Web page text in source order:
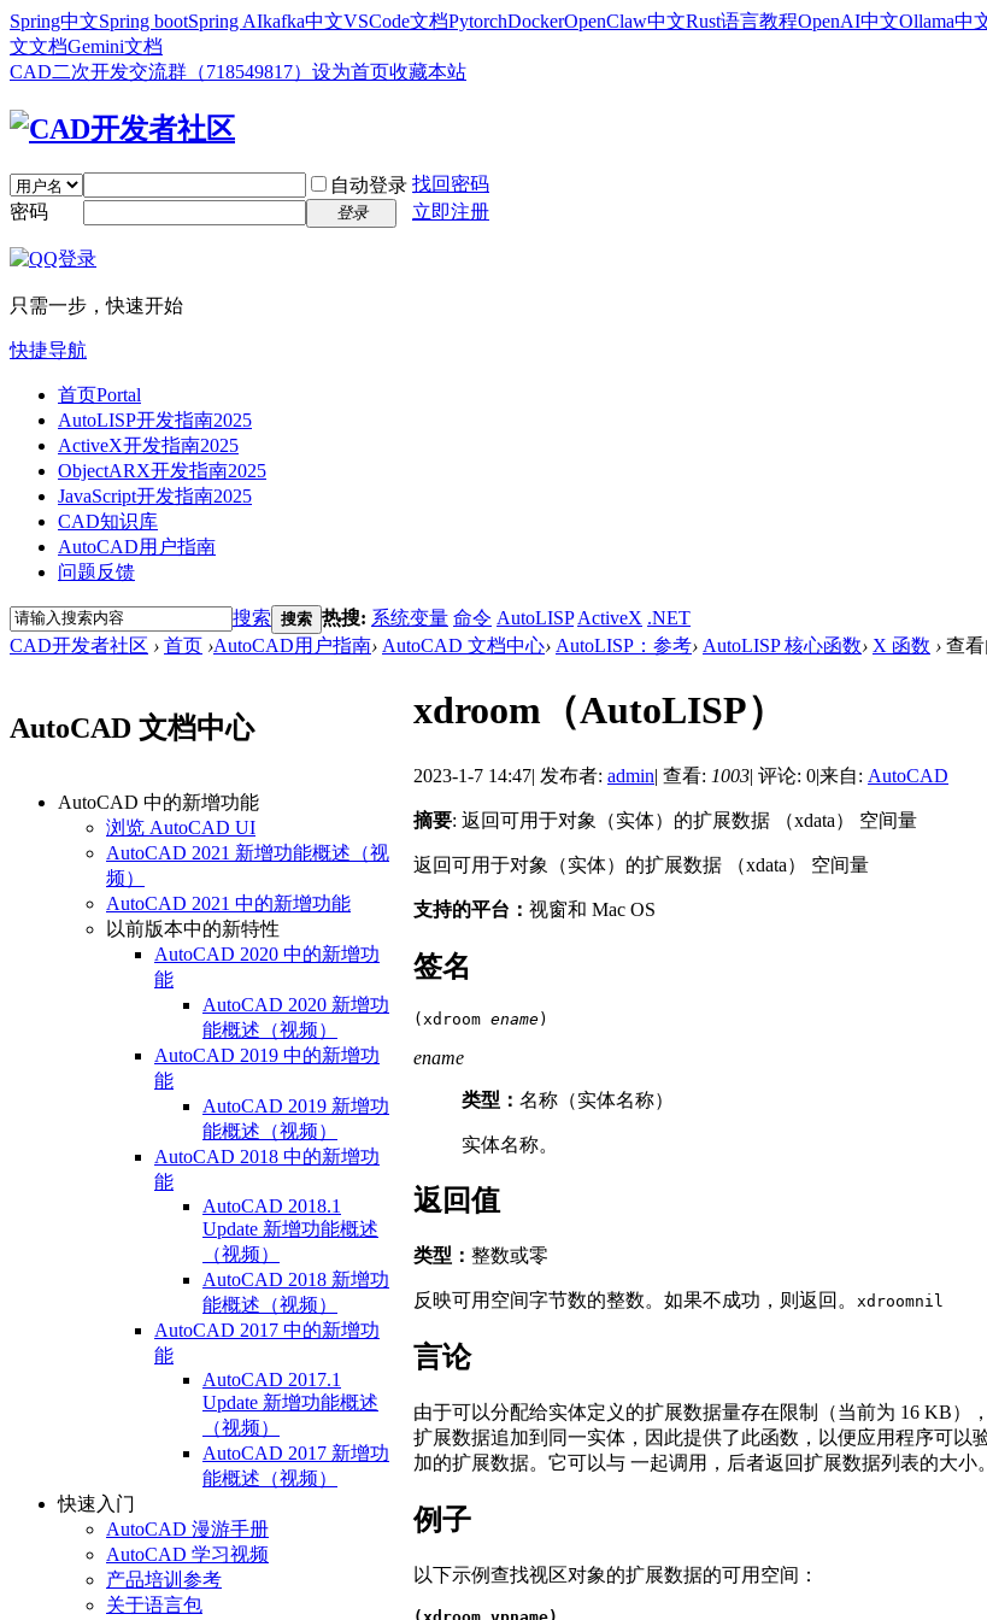
Spring中文Spring bootSpring AIkafka中文VSCode文档PytorchDockerOpenClaw中文Rust语言教程OpenAI中文Ollama中
文文档Gemini文档
CAD二次开发交流群（718549817） 设为首页收藏本站
自动登录 找回密码
密码
登录 立即注册
只需一步，快速开始
快捷导航
首页Portal
AutoLISP开发指南2025
ActiveX开发指南2025
ObjectARX开发指南2025
JavaScript开发指南2025
CAD知识库
AutoCAD用户指南
问题反馈
搜索 搜索 热搜: 系统变量 命令 AutoLISP ActiveX .NET
CAD开发者社区 › 首页 ›AutoCAD用户指南› AutoCAD 文档中心› AutoLISP：参考› AutoLISP 核心函数› X 函数 › 查
AutoCAD 文档中心
AutoCAD 中的新增功能
浏览 AutoCAD UI
AutoCAD 2021 新增功能概述（视
频）
AutoCAD 2021 中的新增功能
以前版本中的新特性
AutoCAD 2020 中的新增功
能
AutoCAD 2020 新增功
能概述（视频）
AutoCAD 2019 中的新增功
能
AutoCAD 2019 新增功
能概述（视频）
AutoCAD 2018 中的新增功
能
AutoCAD 2018.1
Update 新增功能概述
（视频）
AutoCAD 2018 新增功
能概述（视频）
AutoCAD 2017 中的新增功
能
AutoCAD 2017.1
Update 新增功能概述
（视频）
AutoCAD 2017 新增功
能概述（视频）
快速入门
AutoCAD 漫游手册
AutoCAD 学习视频
产品培训参考
关于语言包
xdroom（AutoLISP）
2023-1-7 14:47| 发布者: admin| 查看: 1003| 评论: 0|来自: AutoCAD
摘要: 返回可用于对象（实体）的扩展数据 （xdata） 空间量
返回可用于对象（实体）的扩展数据 （xdata） 空间量
支持的平台： 视窗和 Mac OS
签名
(xdroom ename)
ename
类型： 名称（实体名称）
实体名称。
返回值
类型： 整数或零
反映可用空间字节数的整数。如果不成功，则返回。 xdroomnil
言论
由于可以分配给实体定义的扩展数据量存在限制（当前为 16 KB）
扩展数据追加到同一实体，因此提供了此函数，以便应用程序可以
加的扩展数据。它可以与 一起调用，后者返回扩展数据列表的大小。
例子
以下示例查找视区对象的扩展数据的可用空间：